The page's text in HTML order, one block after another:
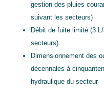
gestion des pluies
suivant les secteurs)
Débit de fuite limité (3
secteurs)
Dimensionnement des
décennales à
hydraulique du secteur